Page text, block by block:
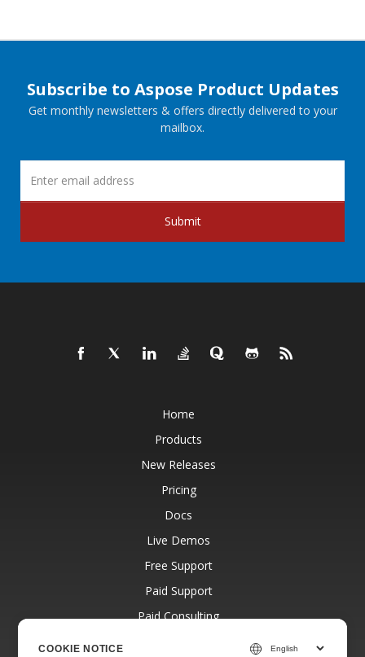
Subscribe to Aspose Product Updates
Get monthly newsletters & offers directly delivered to your
mailbox.
Submit
Home
Products
New Releases
Pricing
Docs
Live Demos
Free Support
Paid Support
Paid Consulting
COOKIE NOTICE